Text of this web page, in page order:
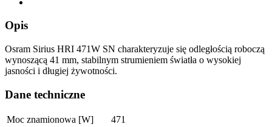
Opis
Osram Sirius HRI 471W SN charakteryzuje się odległością roboczą
wynoszącą 41 mm, stabilnym strumieniem światła o wysokiej
jasności i długiej żywotności.
Dane techniczne
Moc znamionowa [W]
471